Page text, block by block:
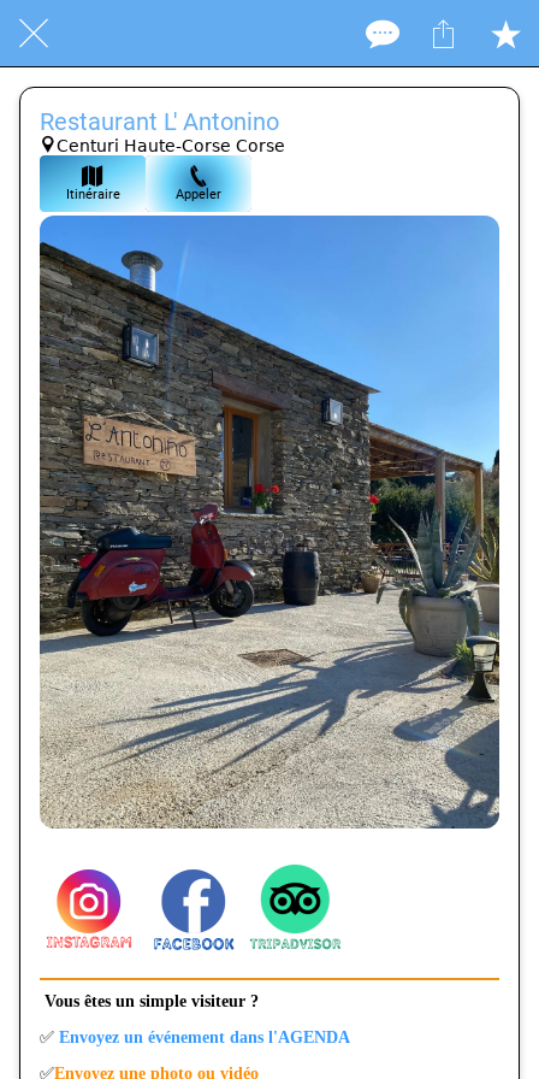
Restaurant L' Antonino
Centuri Haute-Corse Corse
Itinéraire Appeler
Vous êtes un simple visiteur ?
✅ Envoyez un événement dans l'AGENDA
✅Envoyez une photo ou vidéo